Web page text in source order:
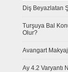
Diş Beyazlatan
Turşuya Bal
Olur?
Avangart
Ay 4.2 Varyantı